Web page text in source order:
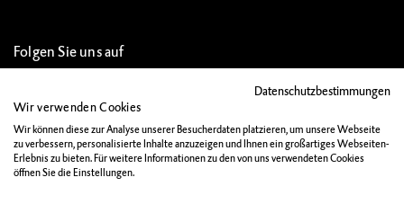
Folgen Sie uns auf
IMPRESSUM
Datenschutzbestimmungen
Wir verwenden Cookies
Wir können diese zur Analyse unserer Besucherdaten platzieren, um unsere Webseite
zu verbessern, personalisierte Inhalte anzuzeigen und Ihnen ein großartiges Webseiten-
Erlebnis zu bieten. Für weitere Informationen zu den von uns verwendeten Cookies
öffnen Sie die Einstellungen.